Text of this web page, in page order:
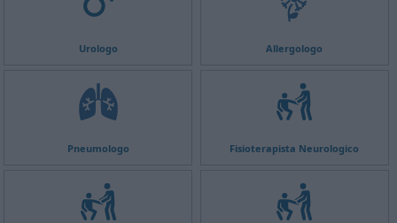
Urologo Allergologo
Pneumologo Fisioterapista Neurologico